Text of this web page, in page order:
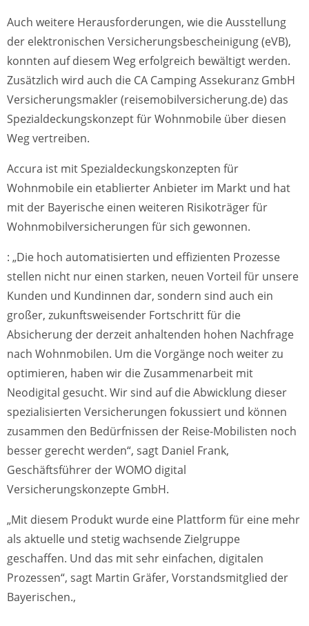
Auch weitere Herausforderungen, wie die Ausstellung
der elektronischen Versicherungsbescheinigung (eVB),
konnten auf diesem Weg erfolgreich bewältigt werden.
Zusätzlich wird auch die CA Camping Assekuranz GmbH
Versicherungsmakler (reisemobilversicherung.de) das
Spezialdeckungskonzept für Wohnmobile über diesen
Weg vertreiben.
Accura ist mit Spezialdeckungskonzepten für
Wohnmobile ein etablierter Anbieter im Markt und hat
mit der Bayerische einen weiteren Risikoträger für
Wohnmobilversicherungen für sich gewonnen.
: „Die hoch automatisierten und effizienten Prozesse
stellen nicht nur einen starken, neuen Vorteil für unsere
Kunden und Kundinnen dar, sondern sind auch ein
großer, zukunftsweisender Fortschritt für die
Absicherung der derzeit anhaltenden hohen Nachfrage
nach Wohnmobilen. Um die Vorgänge noch weiter zu
optimieren, haben wir die Zusammenarbeit mit
Neodigital gesucht. Wir sind auf die Abwicklung dieser
spezialisierten Versicherungen fokussiert und können
zusammen den Bedürfnissen der Reise-Mobilisten noch
besser gerecht werden“, sagt Daniel Frank,
Geschäftsführer der WOMO digital
Versicherungskonzepte GmbH.
„Mit diesem Produkt wurde eine Plattform für eine mehr
als aktuelle und stetig wachsende Zielgruppe
geschaffen. Und das mit sehr einfachen, digitalen
Prozessen“, sagt Martin Gräfer, Vorstandsmitglied der
Bayerischen.,